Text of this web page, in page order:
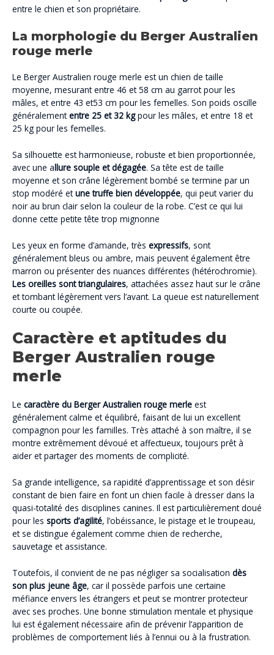
entre le chien et son propriétaire.
La morphologie du Berger Australien
rouge merle
Le Berger Australien rouge merle est un chien de taille
moyenne, mesurant entre 46 et 58 cm au garrot pour les
mâles, et entre 43 et53 cm pour les femelles. Son poids oscille
généralemententre 25 et 32 kgpour les mâles, et entre 18 et
25 kg pour les femelles.
Sa silhouette est harmonieuse, robuste et bien proportionnée,
avec une allure souple et dégagée. Sa tête est de taille
moyenne et son crâne légèrement bombé se termine par un
stop modéré etune truffe bien développée, qui peut varier du
noir au brun clair selon la couleur de la robe. C’est ce qui lui
donne cette petite tête trop mignonne
Les yeux en forme d’amande, très expressifs, sont
généralement bleus ou ambre, mais peuvent également être
marron ou présenter des nuances différentes (hétérochromie).
Les oreilles sont triangulaires, attachées assez haut sur le crâne
et tombant légèrement vers l’avant. La queue est naturellement
courte ou coupée.
Caractère et aptitudes du
Berger Australien rouge
merle
Le caractère du Berger Australien rouge merle est
généralement calme et équilibré, faisant de lui un excellent
compagnon pour les familles. Très attaché à son maître, il se
montre extrêmement dévoué et affectueux, toujours prêt à
aider et partager des moments de complicité.
Sa grande intelligence, sa rapidité d’apprentissage et son désir
constant de bien faire en font un chien facile à dresser dans la
quasi-totalité des disciplines canines. Il est particulièrement doué
pour les sports d’agilité, l’obéissance, le pistage et le troupeau,
et se distingue également comme chien de recherche,
sauvetage et assistance.
Toutefois, il convient de ne pas négliger sa socialisation dès
son plus jeune âge, car il possède parfois une certaine
méfiance envers les étrangers et peut se montrer protecteur
avec ses proches. Une bonne stimulation mentale et physique
lui est également nécessaire afin de prévenir l’apparition de
problèmes de comportement liés à l’ennui ou à la frustration.